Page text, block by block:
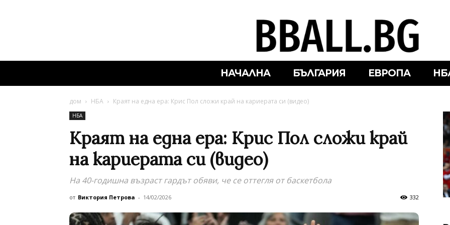
НАЧАЛНА БЪЛГАРИЯ ЕВРОПА
дом НБА Краят на една ера: Крис Пол сложи край на кариерата си (видео)
НБА
Краят на една ера: Крис Пол сложи край
на кариерата си (видео)
На 40-годишна възраст гардът обяви, че се оттегля от баскетбола
от Виктория Петрова - 14/02/2026 332